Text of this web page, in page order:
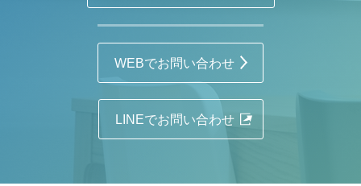
WEBでお問い合わせ
LINEでお問い合わせ